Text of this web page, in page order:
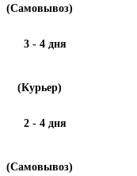
(Самовывоз)
3 - 4 дня
(Курьер)
2 - 4 дня
(Самовывоз)